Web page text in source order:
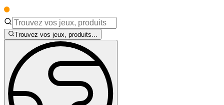
Trouvez vos jeux, produits...